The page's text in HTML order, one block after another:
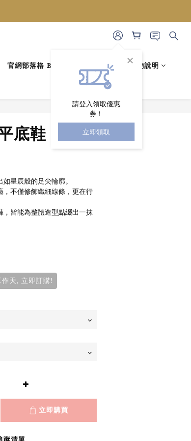
請登入領取優惠
券！
立即領取
官網部落格 BLOG 藝人穿搭 購物說明
底鞋 [ 3色 /
星辰般的足尖輪廓。
不僅修飾纖細線條，更在行
皆能為整體造型點綴出一抹
天, 立即訂購!
立即購買